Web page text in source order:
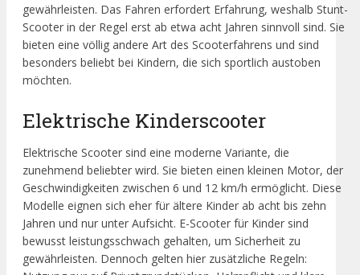
gewährleisten. Das Fahren erfordert Erfahrung, weshalb Stunt-
Scooter in der Regel erst ab etwa acht Jahren sinnvoll sind. Sie
bieten eine völlig andere Art des Scooterfahrens und sind
besonders beliebt bei Kindern, die sich sportlich austoben
möchten.
Elektrische Kinderscooter
Elektrische Scooter sind eine moderne Variante, die
zunehmend beliebter wird. Sie bieten einen kleinen Motor, der
Geschwindigkeiten zwischen 6 und 12 km/h ermöglicht. Diese
Modelle eignen sich eher für ältere Kinder ab acht bis zehn
Jahren und nur unter Aufsicht. E-Scooter für Kinder sind
bewusst leistungsschwach gehalten, um Sicherheit zu
gewährleisten. Dennoch gelten hier zusätzliche Regeln: